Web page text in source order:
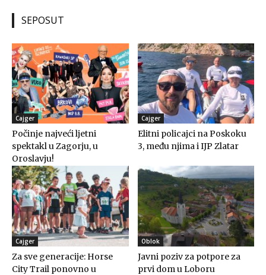
SEPOSUT
Cajger
Počinje najveći ljetni
spektakl u Zagorju, u
Oroslavju!
Cajger
Elitni policajci na Poskoku
3, među njima i IJP Zlatar
Cajger
Za sve generacije: Horse
City Trail ponovno u
Oblok
Javni poziv za potpore za
prvi dom u Loboru